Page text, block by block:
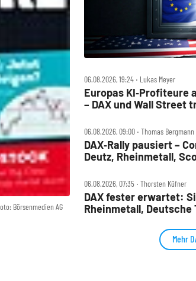
Börsenmedien AG
06.08.2026, 19:24 ‧ Lukas Meyer
Europas KI‑Profiteure
– DAX und Wall Street
06.08.2026, 09:00 ‧ Thomas Bergmann
DAX‑Rally pausiert –
Deutz, Rheinmetall,
Check
06.08.2026, 07:35 ‧ Thorsten Küfner
DAX fester erwartet:
Rheinmetall, Deutsche
Mehr